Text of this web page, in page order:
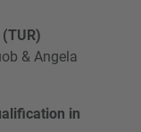
& Angela
in